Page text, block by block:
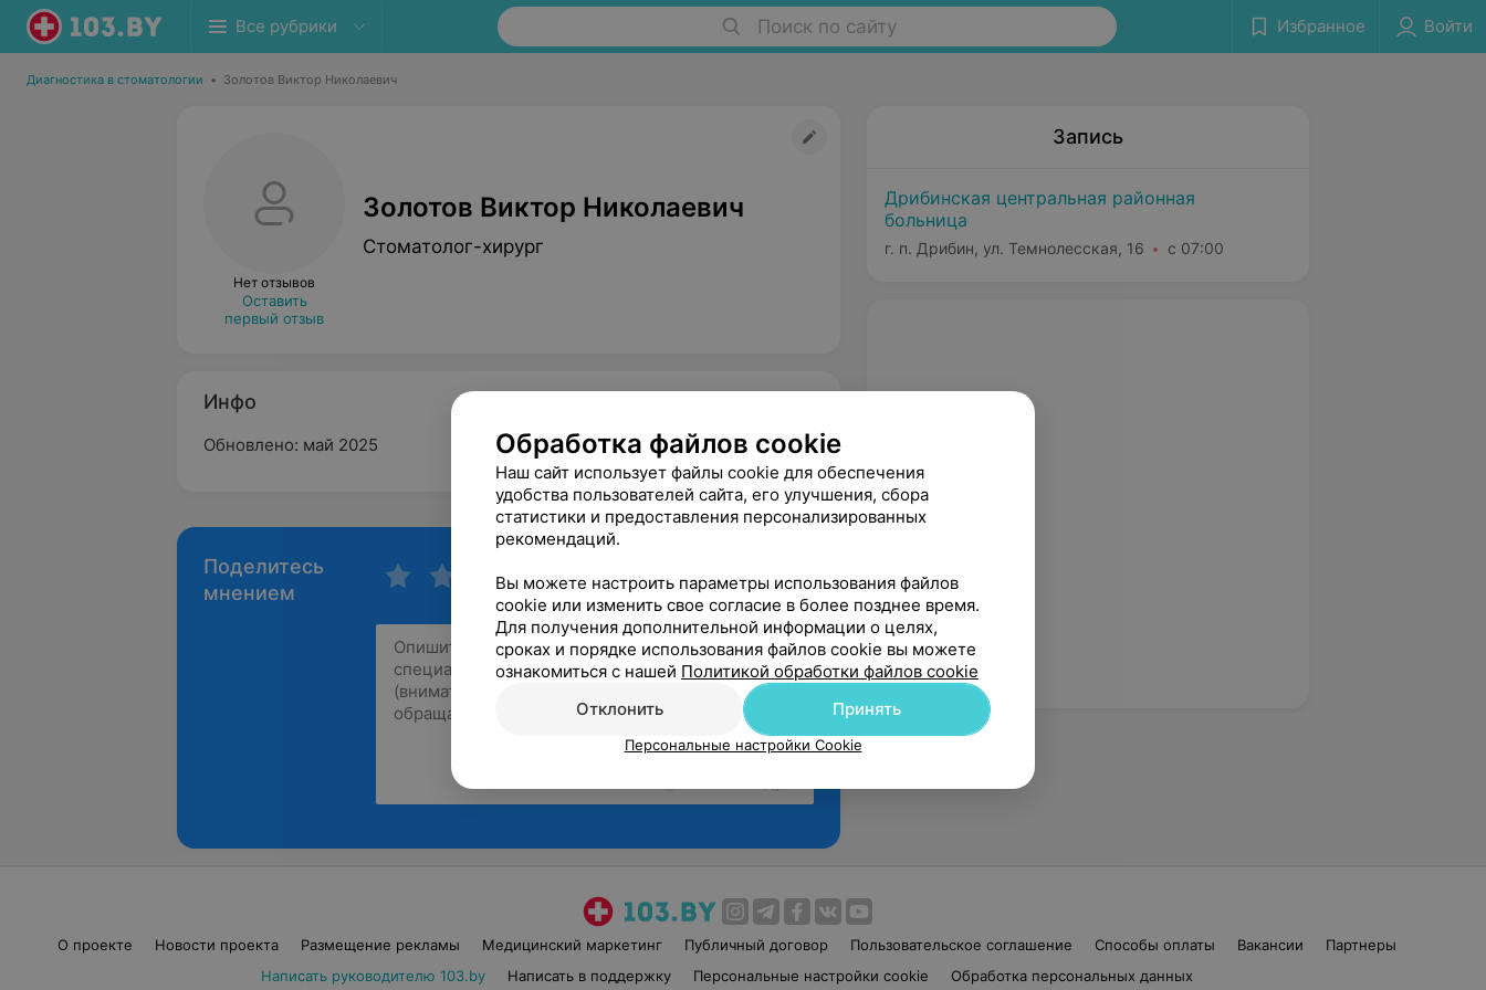
Все рубрики Поиск по сайту Избранное Войти
Диагностика в стоматологии • Золотов Виктор Николаевич
Нет отзывов
Оставить
первый отзыв
Золотов Виктор Николаевич
Стоматолог-хирург
Инфо
Обновлено: май 2025
Поделитесь
мнением
Запись
Дрибинская центральная районная
больница
г. п. Дрибин, ул. Темнолесская, 16 с 07:00
О проекте Новости проекта Размещение рекламы Медицинский маркетинг Публичный договор Пользовательское соглашение Способы оплаты Вакансии
Партнеры
Написать руководителю 103.by
Написать в поддержку Персональные настройки cookie Обработка персональных данных
Обработка файлов cookie
Наш сайт использует файлы cookie для обеспечения
удобства пользователей сайта, его улучшения, сбора
статистики и предоставления персонализированных
рекомендаций.
Вы можете настроить параметры использования файлов
cookie или изменить свое согласие в более позднее время.
Для получения дополнительной информации о целях,
сроках и порядке использования файлов cookie вы можете
ознакомиться с нашей Политикой обработки файлов cookie
Отклонить
Принять
Персональные настройки Cookie